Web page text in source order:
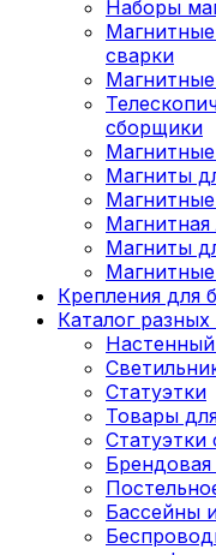
Наборы
сварки
сборщики
Магниты
Магнитная
Магниты
Крепления для
Каталог
Статуэтки
Товары
Статуэтки
Бассейны